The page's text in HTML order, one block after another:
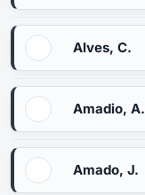
Alves, C.
Amadio, A.
Amado, J.